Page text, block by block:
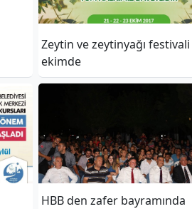
Zeytin ve zeytinyağı festivali
ekimde
HBB den zafer bayramında